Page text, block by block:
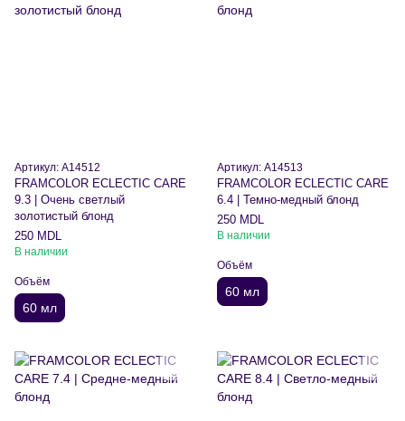
Артикул: A14512
FRAMCOLOR ECLECTIC CARE
9.3 | Очень светлый
золотистый блонд
250 MDL
В наличии
Объём
60 мл
Артикул: A14513
FRAMCOLOR ECLECTIC CARE
6.4 | Темно-медный блонд
250 MDL
В наличии
Объём
60 мл